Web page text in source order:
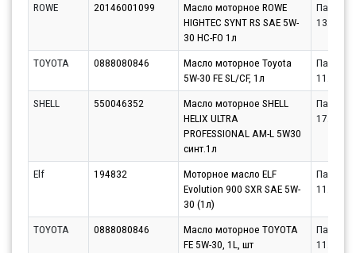
ROWE
20146001099
Масло моторное ROWE
HIGHTEC SYNT RS SAE 5W-
30 HC-FO 1л
Партнёр
TOYOTA 0888080846
Масло моторное Toyota
5W-30 FE SL/CF, 1л
Партнёр
SHELL
550046352
Масло моторное SHELL
HELIX ULTRA
PROFESSIONAL AM-L 5W30
синт.1л
Партнёр
Elf 194832
Моторное масло ELF
Evolution 900 SXR SAE 5W-
30 (1л)
Партнёр
TOYOTA 0888080846
Масло моторное TOYOTA
FE 5W-30, 1L, шт
Партнёр